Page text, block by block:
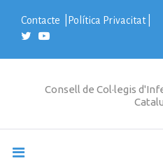
t
Contacte Política Privacitat|
Consell de Col·legis